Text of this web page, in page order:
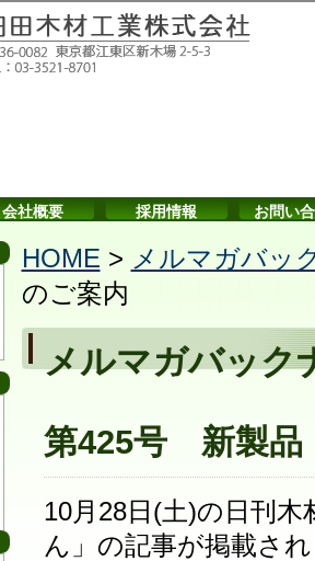
会社概要 採用情報 お問い
HOME > メルマガバッ
のご案内
メルマガバック
第425号 新製品
10月28日(土)の日刊
ん」の記事が掲載さ